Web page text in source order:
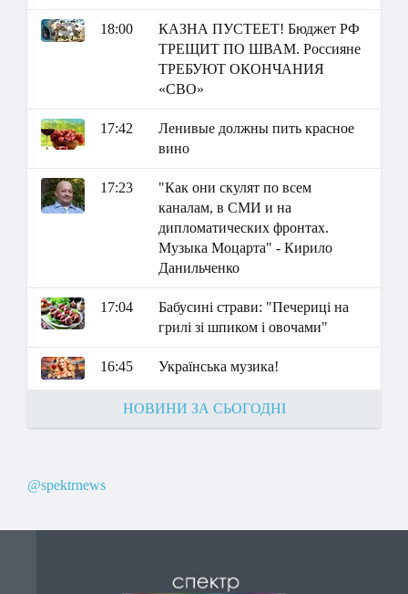
18:00
КАЗНА ПУСТЕЕТ! Бюджет РФ
ТРЕЩИТ ПО ШВАМ. Россияне
ТРЕБУЮТ ОКОНЧАНИЯ
«СВО»
17:42
Ленивые должны пить красное
вино
17:23
"Как они скулят по всем
каналам, в СМИ и на
дипломатических фронтах.
Музыка Моцарта" - Кирило
Данильченко
17:04
Бабусині страви: "Печериці на
грилі зі шпиком і овочами"
16:45 Українська музика!
НОВИНИ ЗА СЬОГОДНІ
@spektrnews